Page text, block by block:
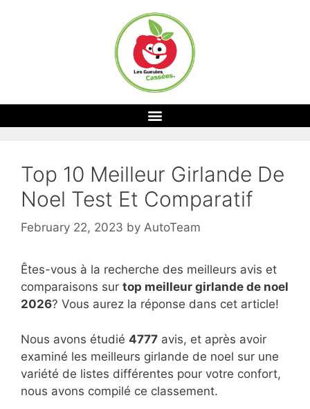
Top 10 Meilleur Girlande De
Noel Test Et Comparatif
February 22, 2023 by AutoTeam
Êtes-vous à la recherche des meilleurs avis et
comparaisons sur top meilleur girlande de noel
2026? Vous aurez la réponse dans cet article!
Nous avons étudié 4777 avis, et après avoir
examiné les meilleurs girlande de noel sur une
variété de listes différentes pour votre confort,
nous avons compilé ce classement.